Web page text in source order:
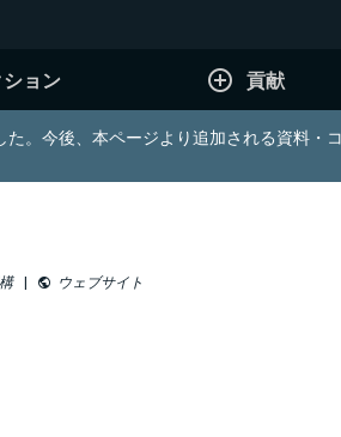
ション add_circle_outline 貢献
。今後、本ページより追加される資料
public ウェブサイト